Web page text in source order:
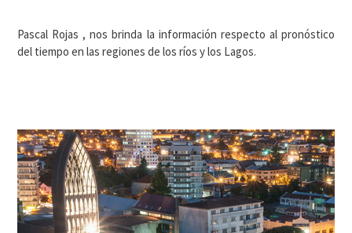
Pascal Rojas , nos brinda la información respecto al pronóstico
del tiempo en las regiones de los ríos y los Lagos.